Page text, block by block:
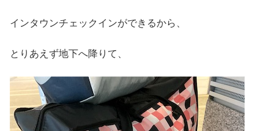
インタウンチェックインができるから、
とりあえず地下へ降りて、